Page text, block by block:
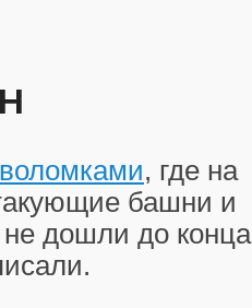
, где на
башни и
не дошли до конца